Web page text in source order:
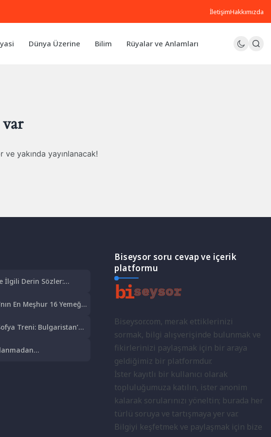
İletişimHakkımızda
Dünya Üzerine Bilim Rüyalar ve Anlamları
ve yakında yayınlanacak!
İlgili Derin Sözler:
En Meşhur 16 Yemeği:
Ramen’e Lezzet Şöleni
Treni: Bulgaristan’a
Bir Yolculuk
Biseysor soru cevap ve içerik
platformu
Biseysor.com, merak ettiklerinizi
sormak, bilgi alışverişinde bulunmak ve
fikirlerinizi paylaşmak için bir araya
geldiğimiz bir platformdur.
İster kayıtlı bir kullanıcı olarak
topluluğumuza katılın, ister anonim
kalarak sorularınızı yöneltin; burada her
türlü soruya ve tartışmaya yer var.
Bilgiyi keşfetmek ve paylaşmak için bize